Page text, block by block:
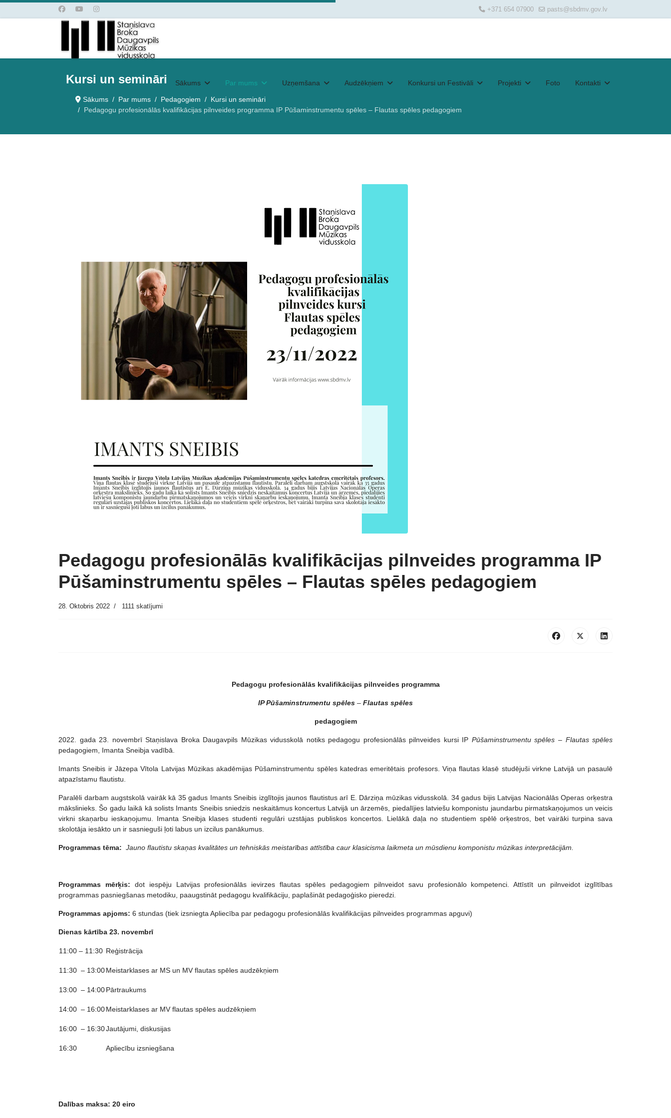
+371 654 07900 pasts@sbdmv.gov.lv
Sākums Par mums Uzņemšana Audzēkņiem Konkursi un Festivāli Projekti Foto Kontakti
Kursi un semināri
Sākums Par mums Pedagogiem
Kursi un semināri
Pedagogu profesionālās kvalifikācijas pilnveides programma IP Pūšaminstrumentu spēles – Flautas spēles pedagogiem
Pedagogu profesionālās kvalifikācijas pilnveides programma IP
Pūšaminstrumentu spēles – Flautas spēles pedagogiem
28. Oktobris 2022 1111 skatījumi
Pedagogu profesionālās kvalifikācijas pilnveides programma
IP Pūšaminstrumentu spēles – Flautas spēles
pedagogiem
2022. gada 23. novembrī Staņislava Broka Daugavpils Mūzikas vidusskolā notiks pedagogu profesionālās pilnveides kursi IP Pūšaminstrumentu spēles – Flautas spēles
pedagogiem, Imanta Sneibja vadībā.
Imants Sneibis ir Jāzepa Vītola Latvijas Mūzikas akadēmijas Pūšaminstrumentu spēles katedras emeritētais profesors. Viņa flautas klasē studējuši virkne Latvijā un pasaulē
atpazīstamu flautistu.
Paralēli darbam augstskolā vairāk kā 35 gadus Imants Sneibis izglītojis jaunos flautistus arī E. Dārziņa mūzikas vidusskolā. 34 gadus bijis Latvijas Nacionālās Operas orķestra
mākslinieks. Šo gadu laikā kā solists Imants Sneibis sniedzis neskaitāmus koncertus Latvijā un ārzemēs, piedalījies latviešu komponistu jaundarbu pirmatskaņojumos un veicis
virkni skaņarbu ieskaņojumu. Imanta Sneibja klases studenti regulāri uzstājas publiskos koncertos. Lielākā daļa no studentiem spēlē orķestros, bet vairāki turpina sava
skolotāja iesākto un ir sasnieguši ļoti labus un izcilus panākumus.
Programmas tēma: Jauno flautistu skaņas kvalitātes un tehniskās meistarības attīstība caur klasicisma laikmeta un mūsdienu komponistu mūzikas interpretācijām.
Programmas mērķis: dot iespēju Latvijas profesionālās ievirzes flautas spēles pedagogiem pilnveidot savu profesionālo kompetenci. Attīstīt un pilnveidot izglītības
programmas pasniegšanas metodiku, paaugstināt pedagogu kvalifikāciju, paplašināt pedagoģisko pieredzi.
Programmas apjoms: 6 stundas (tiek izsniegta Apliecība par pedagogu profesionālās kvalifikācijas pilnveides programmas apguvi)
Dienas kārtība 23. novembrī
11:00 – 11:30 Reģistrācija
11:30 – 13:00Meistarklases ar MS un MV flautas spēles audzēkņiem
13:00 – 14:00Pārtraukums
14:00 – 16:00Meistarklases ar MV flautas spēles audzēkņiem
16:00 – 16:30Jautājumi, diskusijas
16:30 Apliecību izsniegšana
Dalības maksa: 20 eiro